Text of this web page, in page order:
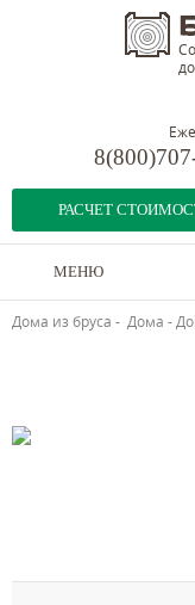
РАСЧЕТ
МЕНЮ
Дома из бруса - Дома -